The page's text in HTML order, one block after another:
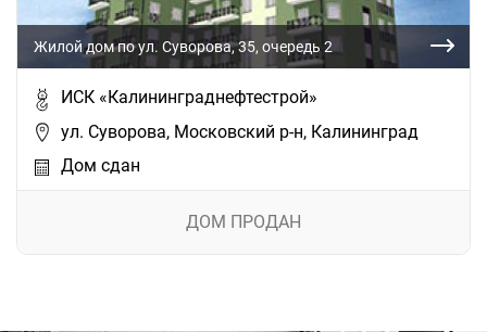
Жилой дом по ул. Суворова, 35, очередь 2
ИСК «Калининграднефтестрой»
ул. Суворова, Московский р-н, Калининград
Дом сдан
ДОМ ПРОДАН